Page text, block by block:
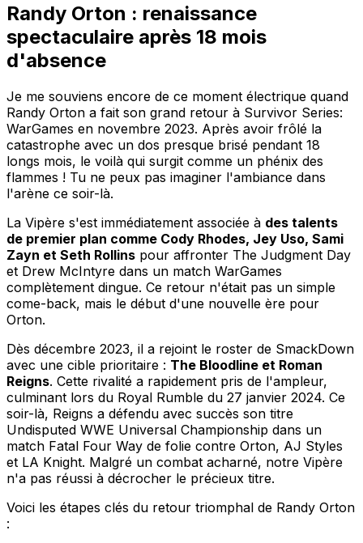
Randy Orton : renaissance
spectaculaire après 18 mois
d'absence
Je me souviens encore de ce moment électrique quand
Randy Orton a fait son grand retour à Survivor Series:
WarGames en novembre 2023. Après avoir frôlé la
catastrophe avec un dos presque brisé pendant 18
longs mois, le voilà qui surgit comme un phénix des
flammes ! Tu ne peux pas imaginer l'ambiance dans
l'arène ce soir-là.
La Vipère s'est immédiatement associée à des talents
de premier plan comme Cody Rhodes, Jey Uso, Sami
Zayn et Seth Rollins pour affronter The Judgment Day
et Drew McIntyre dans un match WarGames
complètement dingue. Ce retour n'était pas un simple
come-back, mais le début d'une nouvelle ère pour
Orton.
Dès décembre 2023, il a rejoint le roster de SmackDown
avec une cible prioritaire : The Bloodline et Roman
Reigns. Cette rivalité a rapidement pris de l'ampleur,
culminant lors du Royal Rumble du 27 janvier 2024. Ce
soir-là, Reigns a défendu avec succès son titre
Undisputed WWE Universal Championship dans un
match Fatal Four Way de folie contre Orton, AJ Styles
et LA Knight. Malgré un combat acharné, notre Vipère
n'a pas réussi à décrocher le précieux titre.
Voici les étapes clés du retour triomphal de Randy Orton
: